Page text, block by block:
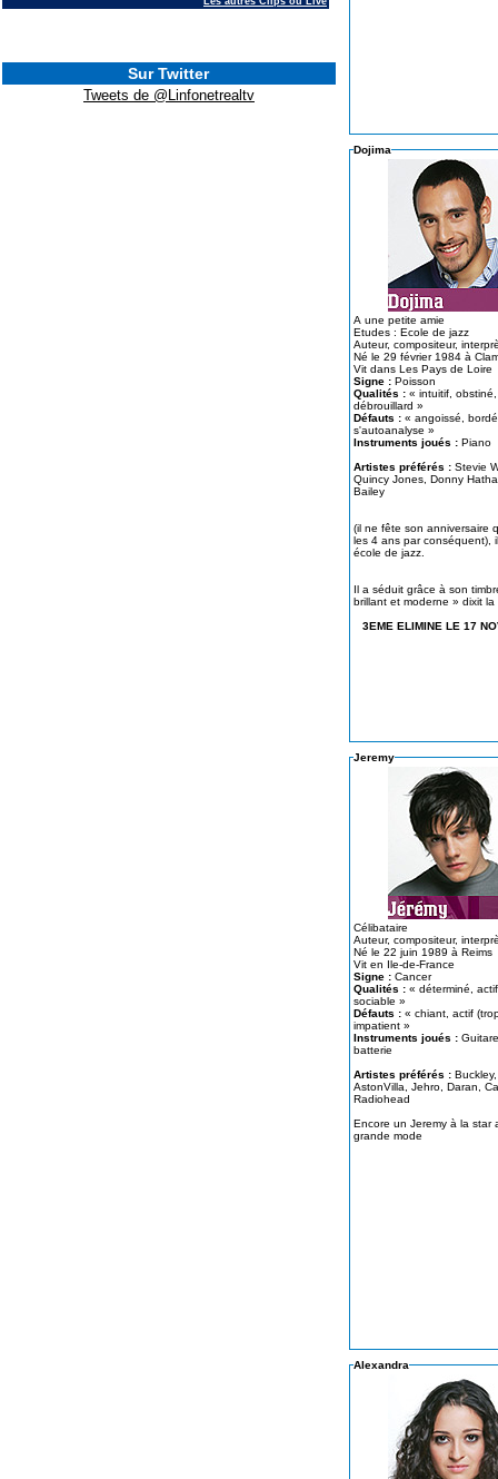
Sur Twitter
Tweets de @Linfonetrealtv
Dojima
A une petite amie
Etudes : Ecole de jazz
Auteur,
Né le 29 février 1984 à
Vit dans Les Pays de Loire
Signe : Poisson
Qualités : « intuitif, obstiné,
débrouillard »
Défauts : « angoissé, bordélique,
s'autoanalyse »
Instruments joués : Piano
Artistes préférés : Stevie
Quincy Jones, Donny Hathaway, Philip
Bailey
(il ne fête son anniversaire
les 4 ans par conséquent),
école de jazz.
Il a séduit grâce à son timbre « très
brillant et moderne » dixit la
3EME ELIMINE LE 17
Jeremy
Célibataire
Auteur, compositeur,
Né le 22 juin 1989 à Reims
Vit en Ile-de-France
Signe : Cancer
Qualités : « déterminé,
sociable »
Défauts : « chiant, actif
impatient »
Instruments joués :
batterie
Artistes préférés : Buckley,
AstonVilla, Jehro, Daran, Calogero,
Radiohead
Encore un Jeremy à la star
grande mode
Alexandra